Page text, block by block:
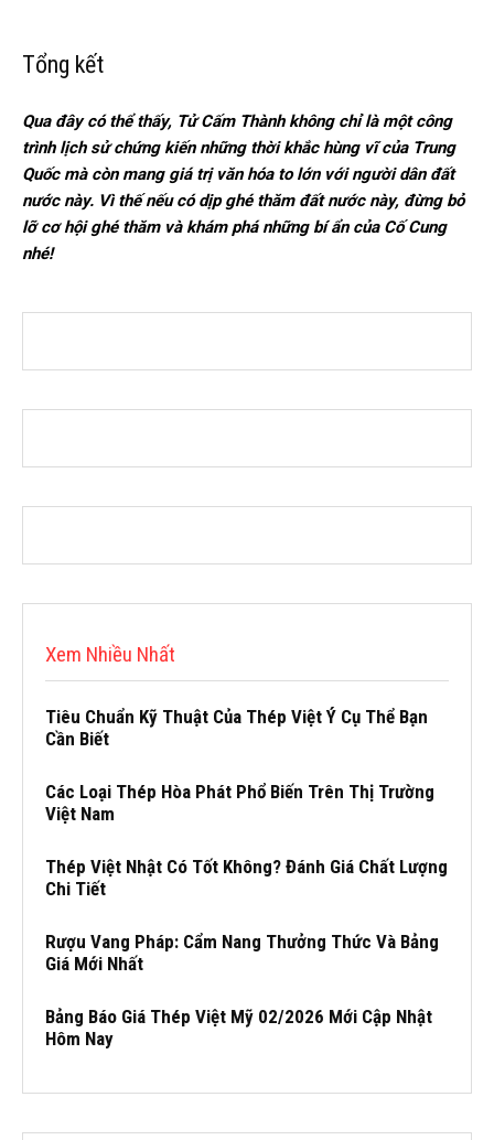
Tổng kết
Qua đây có thể thấy, Tử Cấm Thành không chỉ là một công
trình lịch sử chứng kiến những thời khắc hùng vĩ của Trung
Quốc mà còn mang giá trị văn hóa to lớn với người dân đất
nước này. Vì thế nếu có dịp ghé thăm đất nước này, đừng bỏ
lỡ cơ hội ghé thăm và khám phá những bí ẩn của Cố Cung
nhé!
Xem Nhiều Nhất
Tiêu Chuẩn Kỹ Thuật Của Thép Việt Ý Cụ Thể Bạn
Cần Biết
Các Loại Thép Hòa Phát Phổ Biến Trên Thị Trường
Việt Nam
Thép Việt Nhật Có Tốt Không? Đánh Giá Chất Lượng
Chi Tiết
Rượu Vang Pháp: Cẩm Nang Thưởng Thức Và Bảng
Giá Mới Nhất
Bảng Báo Giá Thép Việt Mỹ 02/2026 Mới Cập Nhật
Hôm Nay